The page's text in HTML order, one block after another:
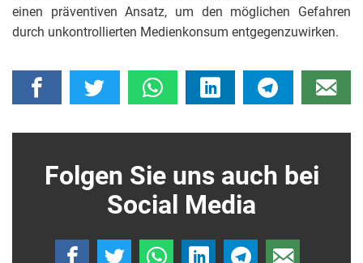
einen präventiven Ansatz, um den möglichen Gefahren
durch unkontrollierten Medienkonsum entgegenzuwirken.
Folgen Sie uns auch bei
Social Media